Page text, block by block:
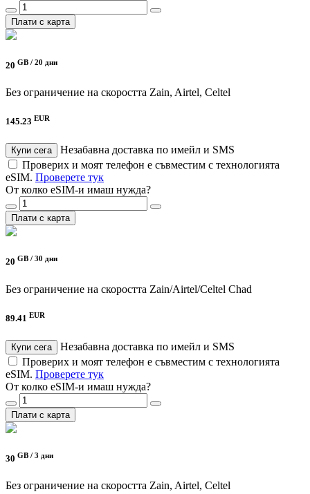
Плати с карта
20 GB / 20 дни
Без ограничение на скоростта Zain, Airtel, Celtel
145.23 EUR
Купи сега
Незабавна доставка по имейл и SMS
Проверих и моят телефон е съвместим с технологията
eSIM. Проверете тук
От колко eSIM-и имаш нужда?
Плати с карта
20 GB / 30 дни
Без ограничение на скоростта Zain/Airtel/Celtel Chad
89.41 EUR
Купи сега
Незабавна доставка по имейл и SMS
Проверих и моят телефон е съвместим с технологията
eSIM. Проверете тук
От колко eSIM-и имаш нужда?
Плати с карта
30 GB / 3 дни
Без ограничение на скоростта Zain, Airtel, Celtel